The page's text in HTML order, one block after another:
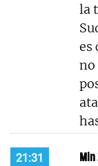
la
es
no
21:31 Min